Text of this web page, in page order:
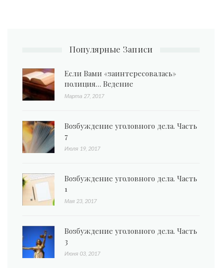
Популярные Записи
Если Вами «заинтересовалась»
полиция… Ведение
Марта 27, 2017
Возбуждение уголовного дела. Часть
7
Июля 19, 2017
Возбуждение уголовного дела. Часть
1
Мая 23, 2017
Возбуждение уголовного дела. Часть
3
Июня 03, 2017